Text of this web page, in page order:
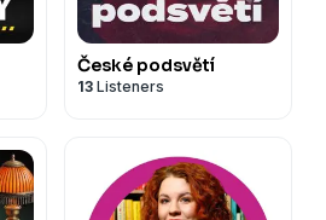
České podsvětí
13 Listeners